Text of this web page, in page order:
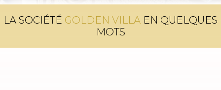
LA SOCIÉTÉ GOLDEN VILLA EN QUELQUES
MOTS